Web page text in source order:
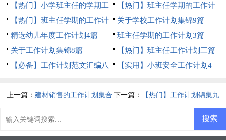
编7篇
划模板合集6篇
【热门】小学班主任的学期工
作计划四篇
【热门】班主任学期的工作计
划范文合集5篇
【热门】班主任学期的工作计
划锦集六篇
关于学校工作计划集锦9篇
精选幼儿年度工作计划4篇
班主任学期的工作计划3篇
关于工作计划集锦8篇
【热门】班主任工作计划三篇
【必备】工作计划范文汇编八
【实用】小班安全工作计划4
上一篇：建材销售的工作计划集合 下一篇： 【热门】工作计划锦集九